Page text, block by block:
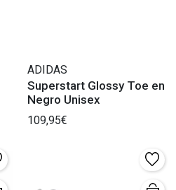
ADIDAS
Superstart Glossy Toe en
Negro Unisex
109,95€